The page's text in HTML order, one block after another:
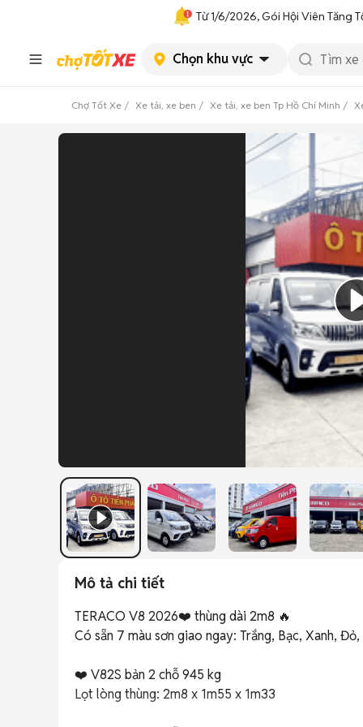
Từ 1/6/2026, Gói Hội Viên Tăng
Chọn khu vực
Chợ Tốt Xe Xe tải, xe ben Xe tải, xe ben Tp Hồ Chí Minh
Mô tả chi tiết
TERACO V8 2026❤️ thùng dài 2m8 🔥
Có sẵn 7 màu sơn giao ngay: Trắng, Bạc, Xanh,
❤️ V82S bản 2 chỗ 945 kg
Lọt lòng thùng: 2m8 x 1m55 x 1m33